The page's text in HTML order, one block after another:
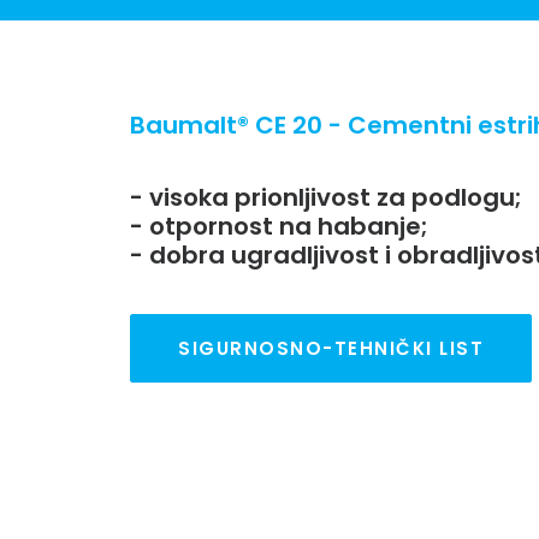
Baumalt® CE 20 - Cementni
- visoka prionljivost za podlogu;
- otpornost na habanje;
- dobra ugradljivost i
SIGURNOSNO-TEHNIČKI LIST